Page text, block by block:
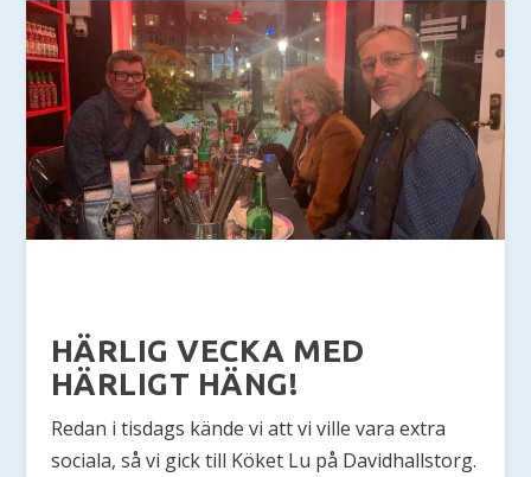
HÄRLIG VECKA MED
HÄRLIGT HÄNG!
Redan i tisdags kände vi att vi ville vara extra
sociala, så vi gick till Köket Lu på Davidhallstorg.